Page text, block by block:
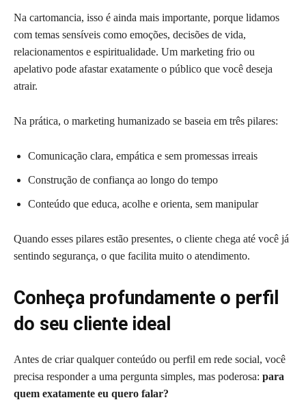
Na cartomancia, isso é ainda mais importante, porque lidamos
com temas sensíveis como emoções, decisões de vida,
relacionamentos e espiritualidade. Um marketing frio ou
apelativo pode afastar exatamente o público que você deseja
atrair.
Na prática, o marketing humanizado se baseia em três pilares:
Comunicação clara, empática e sem promessas irreais
Construção de confiança ao longo do tempo
Conteúdo que educa, acolhe e orienta, sem manipular
Quando esses pilares estão presentes, o cliente chega até você já
sentindo segurança, o que facilita muito o atendimento.
Conheça profundamente o perfil
do seu cliente ideal
Antes de criar qualquer conteúdo ou perfil em rede social, você
precisa responder a uma pergunta simples, mas poderosa: para
quem exatamente eu quero falar?